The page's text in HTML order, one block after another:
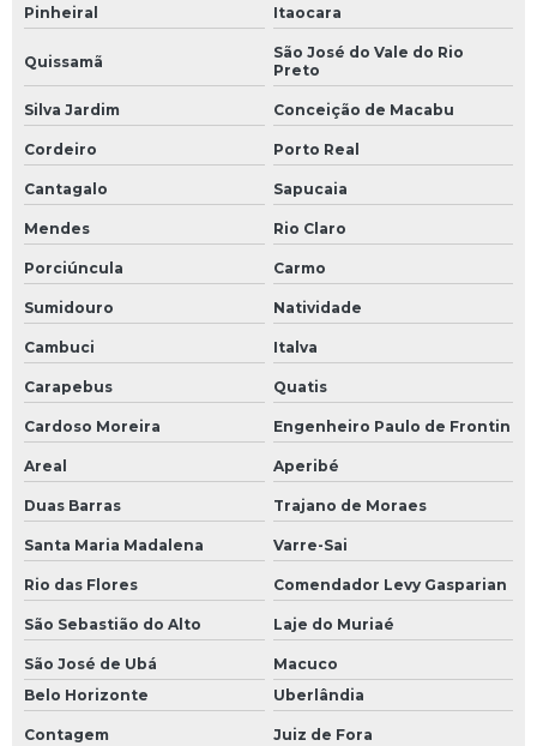
Pinheiral Itaocara
Quissamã
São José do Vale do Rio
Preto
Silva Jardim Conceição de Macabu
Cordeiro Porto Real
Cantagalo Sapucaia
Mendes Rio Claro
Porciúncula Carmo
Sumidouro Natividade
Cambuci Italva
Carapebus Quatis
Cardoso Moreira Engenheiro Paulo de Frontin
Areal Aperibé
Duas Barras Trajano de Moraes
Santa Maria Madalena Varre-Sai
Rio das Flores Comendador Levy Gasparian
São Sebastião do Alto Laje do Muriaé
São José de Ubá
Macuco
Belo Horizonte
Uberlândia
Contagem Juiz de Fora